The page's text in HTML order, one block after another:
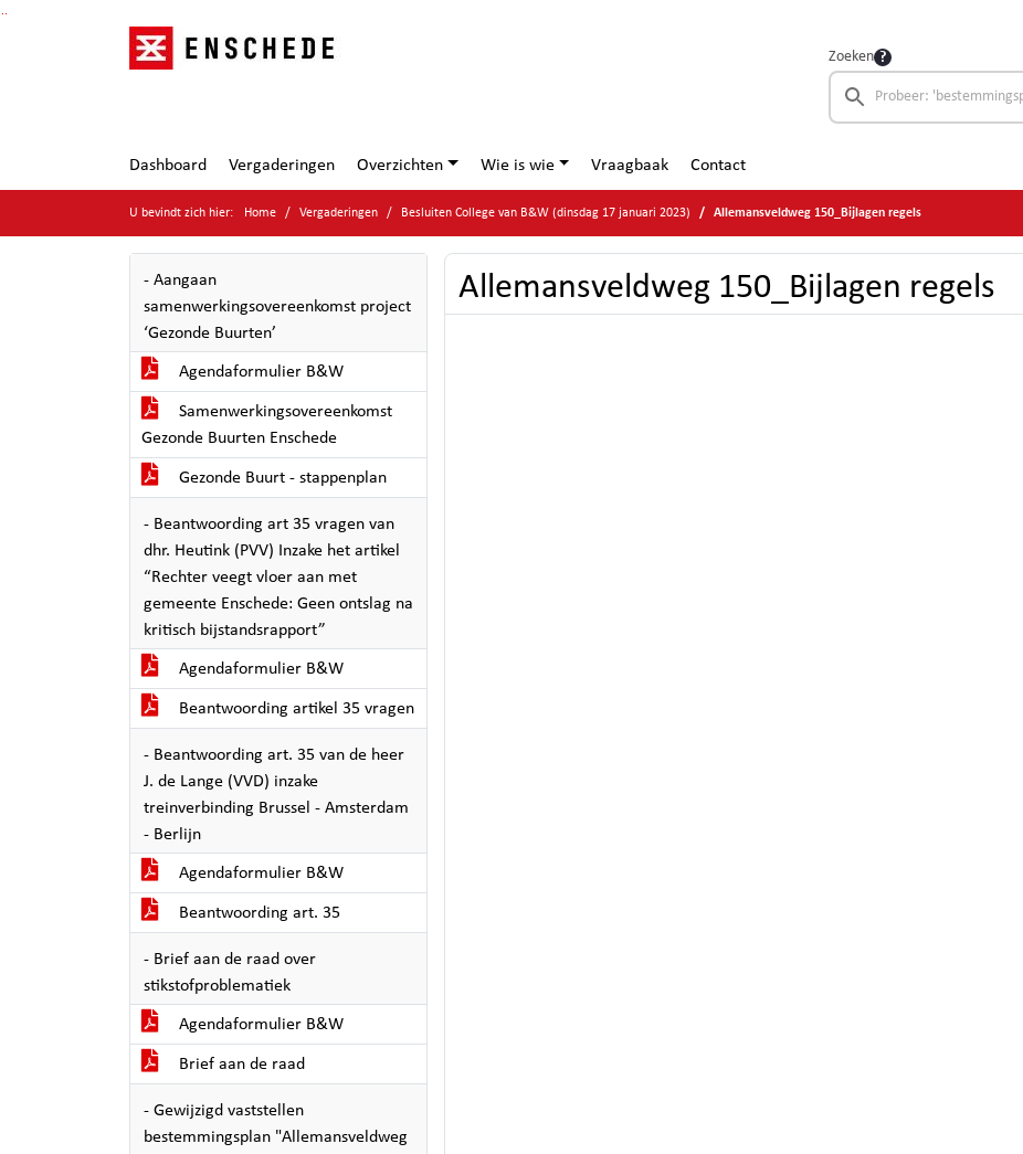
Ga naar de inhoud van deze pagina
Ga naar het zoeken
Ga naar het menu
Zoeken
Dashboard Vergaderingen Overzichten Wie is wie Vraagbaak Contact
U bevindt zich hier: Home Vergaderingen Besluiten College van B&W (dinsdag 17 januari 2023) Allemansveldweg 150_Bijlagen regels
- Aangaan
samenwerkingsovereenkomst project
‘Gezonde Buurten’
Agendaformulier B&W
Samenwerkingsovereenkomst
Gezonde Buurten Enschede
Gezonde Buurt - stappenplan
- Beantwoording art 35 vragen van
dhr. Heutink (PVV) Inzake het artikel
“Rechter veegt vloer aan met
gemeente Enschede: Geen ontslag na
kritisch bijstandsrapport”
Agendaformulier B&W
Beantwoording artikel 35 vragen
- Beantwoording art. 35 van de heer
J. de Lange (VVD) inzake
treinverbinding Brussel - Amsterdam
- Berlijn
Agendaformulier B&W
Beantwoording art. 35
- Brief aan de raad over
stikstofproblematiek
Agendaformulier B&W
Brief aan de raad
- Gewijzigd vaststellen
bestemmingsplan "Allemansveldweg
Allemansveldweg 150_Bijlagen regels